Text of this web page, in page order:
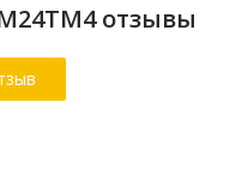
отзывы